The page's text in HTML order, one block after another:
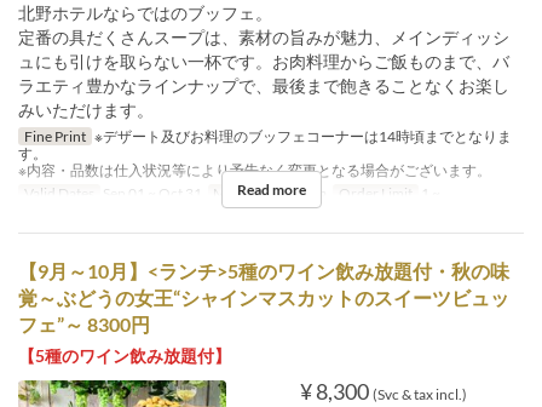
北野ホテルならではのブッフェ。
定番の具だくさんスープは、素材の旨みが魅⼒、メインディッシ
ュにも引けを取らない⼀杯です。お⾁料理からご飯ものまで、バ
ラエティ豊かなラインナップで、最後まで飽きることなくお楽し
みいただけます。
Fine Print ※デザート及びお料理のブッフェコーナーは14時頃までとなりま
す。
※内容・品数は仕入状況等により予告なく変更となる場合がございます。
Valid Dates
Sep 01 ~ Oct 31 Meals Lunch, Tea Order Limit 1 ~
Read more
【9月～10月】<ランチ>5種のワイン飲み放題付・秋の味
覚～ぶどうの⼥王“シャインマスカットのスイーツビュッ
フェ”～ 8300円
【5種のワイン飲み放題付】
¥ 8,300 (Svc & tax incl.)